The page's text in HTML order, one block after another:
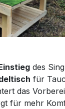
des
für
das
für mehr